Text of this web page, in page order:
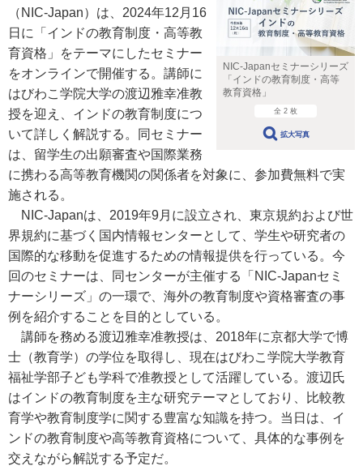
NIC-Japanセミナーシリーズ
「インドの教育制度・高等
教育資格」
全 2 枚
拡大写真
（NIC-Japan）は、2024年12月16
日に「インドの教育制度・高等教
育資格」をテーマにしたセミナー
をオンラインで開催する。講師に
はびわこ学院大学の渡辺雅幸准教
授を迎え、インドの教育制度につ
いて詳しく解説する。同セミナー
は、留学生の出願審査や国際業務
に携わる高等教育機関の関係者を対象に、参加費無料で実
施される。
NIC-Japanは、2019年9月に設立され、東京規約および世
界規約に基づく国内情報センターとして、学生や研究者の
国際的な移動を促進するための情報提供を行っている。今
回のセミナーは、同センターが主催する「NIC-Japanセミ
ナーシリーズ」の一環で、海外の教育制度や資格審査の事
例を紹介することを目的としている。
講師を務める渡辺雅幸准教授は、2018年に京都大学で博
士（教育学）の学位を取得し、現在はびわこ学院大学教育
福祉学部子ども学科で准教授として活躍している。渡辺氏
はインドの教育制度を主な研究テーマとしており、比較教
育学や教育制度学に関する豊富な知識を持つ。当日は、イ
ンドの教育制度や高等教育資格について、具体的な事例を
交えながら解説する予定だ。